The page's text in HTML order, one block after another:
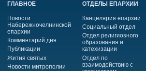
ГЛАВНОЕ
Новости
Набережночелнинской
епархии
Комментарий дня
Публикации
Жития святых
Новости митрополии
ОТДЕЛЫ ЕПАРХИИ
Канцелярия епархии
Социальный отдел
Отдел религиозного
образования и
катехизации
Отдел по
взаимодействию с